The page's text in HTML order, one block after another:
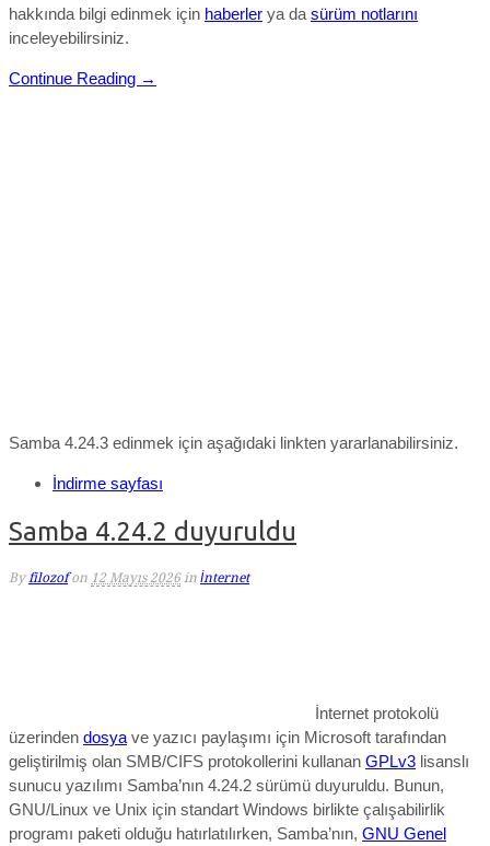
hakkında bilgi edinmek için haberler ya da sürüm notlarını
inceleyebilirsiniz.
Continue Reading →
Samba 4.24.3 edinmek için aşağıdaki linkten yararlanabilirsiniz.
İndirme sayfası
Samba 4.24.2 duyuruldu
By filozof on 12 Mayıs 2026 in İnternet
İnternet protokolü
üzerinden dosya ve yazıcı paylaşımı için Microsoft tarafından
geliştirilmiş olan SMB/CIFS protokollerini kullanan GPLv3 lisanslı
sunucu yazılımı Samba’nın 4.24.2 sürümü duyuruldu. Bunun,
GNU/Linux ve Unix için standart Windows birlikte çalışabilirlik
programı paketi olduğu hatırlatılırken, Samba’nın, GNU Genel